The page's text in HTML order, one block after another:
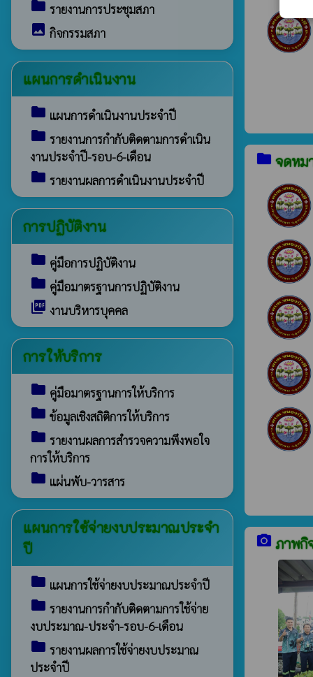
folder รายงานการประชุมสภา
image กิจกรรมสภา
แผนการดำเนินงาน
folder แผนการดำเนินงานประจำปี
folder รายงานการกำกับติดตามการดำเนิน
งานประจำปี-รอบ-6-เดือน
folder รายงานผลการดำเนินงานประจำปี
การปฏิบัติงาน
folder คู่มือการปฏิบัติงาน
folder คู่มือมาตรฐานการปฏิบัติงาน
picture_as_pdf งานบริหารบุคคล
การให้บริการ
folder คู่มือมาตรฐานการให้บริการ
folder ข้อมูลเชิงสถิติการให้บริการ
folder รายงานผลการสำรวจความพึงพอใจ
การให้บริการ
folder แผ่นพับ-วารสาร
แผนการใช้จ่ายงบประมาณประจำ
ปี
folder แผนการใช้จ่ายงบประมาณประจำปี
folder รายงานการกำกับติดตามการใช้จ่าย
งบประมาณ-ประจำ-รอบ-6-เดือน
folder รายงานผลการใช้จ่ายงบประมาณ
ประจำปี
folder จดหม
camera_alt ภาพกิ